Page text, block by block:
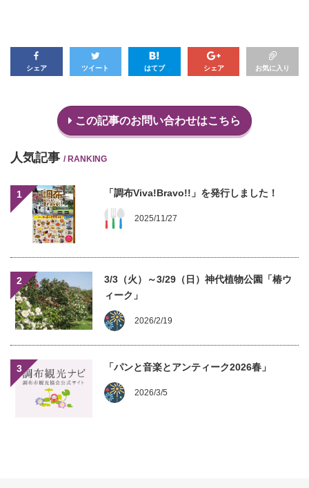
シェア ツイート はてブ シェア お気に入り
この記事のお問い合わせはこちら
人気記事 / RANKING
1 「調布Viva!Bravo!!」を発行しました！
2025/11/27
2
3/3（火）～3/29（日）神代植物公園「椿ウ
ィーク」
2026/2/19
3 「パンと音楽とアンティーク2026春」
2026/3/5